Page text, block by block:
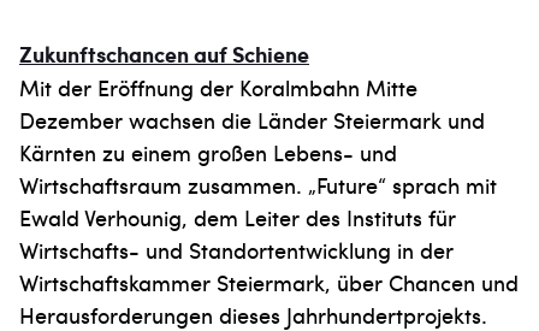
Zukunftschancen auf Schiene
Mit der Eröffnung der Koralmbahn Mitte
Dezember wachsen die Länder Steiermark und
Kärnten zu einem großen Lebens- und
Wirtschaftsraum zusammen. „Future“ sprach mit
Ewald Verhounig, dem Leiter des Instituts für
Wirtschafts- und Standortentwicklung in der
Wirtschaftskammer Steiermark, über Chancen und
Herausforderungen dieses Jahrhundertprojekts.